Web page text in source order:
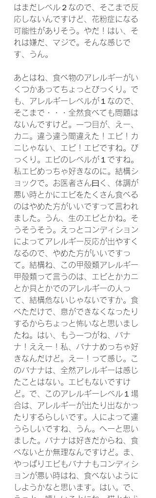
はまだレベル２なので、そこまで反
応しないんですけど、花粉症になる
可能性がありそう。やだ！はい、そ
れは嫌だ、マジで。そんな感じで
す、うん。
あとはね、食べ物のアレルギーがい
くつかあってちょっとびっくり。で
も、アレルギーレベルが１なので、
そこまで・・・全然食べても問題は
ないんですけど。一つ目が、えー、
カニ。違う違う間違えた！エビ！カ
ニじゃない、エビ！エビですね。び
っくり。エビのレベルが１ですね。
私エビめっちゃ好きなのに。結構シ
ョックで。お医者さん曰く、体調が
悪い時とかにエビをたくさん食べる
のはやめた方がいいですって言われ
ました。うん、生のエビとかね。そ
うそうそう。えっとコンディション
によってアレルギー反応が出やすく
なるので、やめた方がいいですっ
て。結構ね、この甲殻類アレルギー
甲殻類って言うのは、エビとかカニ
とか貝とかでのアレルギーの人っ
て、結構危ないじゃないですか。食
べただけで、息ができなくなったり
するからちょっと怖いなと思いまし
たね。はい、もう一つがね、バナ
ナ！ええー！私、バナナめっちゃ好
きなんだけど。えー！って感じ。こ
のバナナは、全然アレルギーは感じ
たことはない。エビもないですけ
ど。で、このアレルギーレベル１場
合は、アレルギーが出たり出なかっ
たりするらしいです。人によって違
うらしいですね、うん。へーと思い
ました。バナナは好きだからね、食
べないとか無理なんですけど。ま、
やっぱりエビもバナナもコンディシ
ョンが悪い時はね、食べないように
しようかなと思います。はい。で、